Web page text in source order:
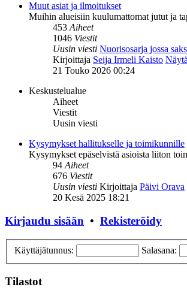
Muut asiat ja ilmoitukset
Muihin alueisiin kuulumattomat jutut ja
453Aiheet
1046 Viestit
Uusin viesti Nuorisosarja jossa
Kirjoittaja Seija Irmeli Kaisto
21 Touko 2026 00:24
Keskustelualue
Aiheet
Viestit
Uusin viesti
Kysymykset hallitukselle ja toimikunnille
Kysymykset epäselvistä asioista liiton
94Aiheet
676 Viestit
Uusin viesti Kirjoittaja Päivi Orava
20 Kesä 2025 18:21
Kirjaudu sisään • Rekisteröidy
Käyttäjätunnus: Salasana:
Tilastot